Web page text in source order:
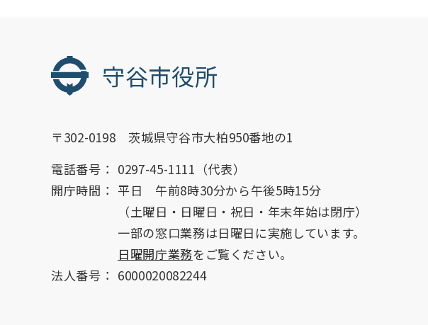
守谷市役所
〒302-0198 茨城県守谷市大柏950番地の1
電話番号： 0297-45-1111（代表）
開庁時間： 平日 午前8時30分から午後5時15分
（土曜日・日曜日・祝日・年末年始は閉庁）
一部の窓口業務は日曜日に実施しています。
日曜開庁業務をご覧ください。
法人番号： 6000020082244